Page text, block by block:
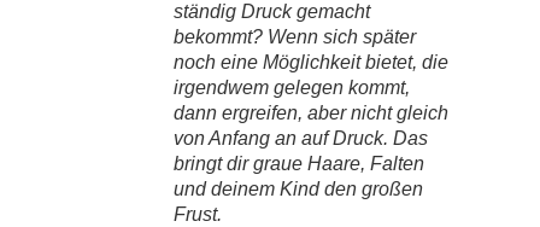
ständig Druck gemacht
bekommt? Wenn sich später
noch eine Möglichkeit bietet, die
irgendwem gelegen kommt,
dann ergreifen, aber nicht gleich
von Anfang an auf Druck. Das
bringt dir graue Haare, Falten
und deinem Kind den großen
Frust.